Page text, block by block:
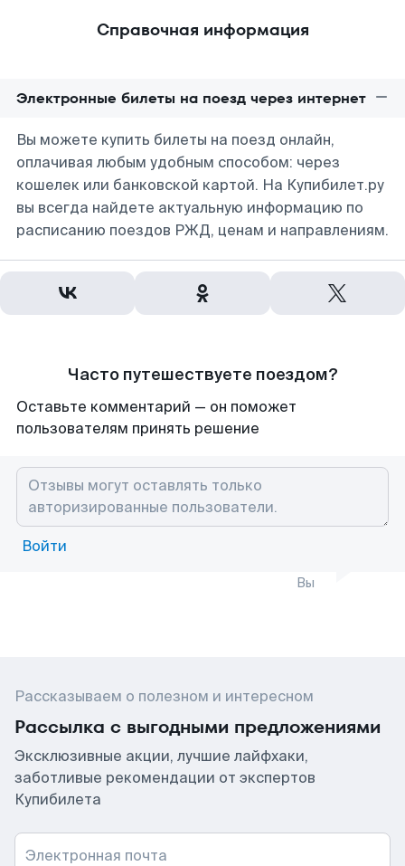
Справочная информация
Электронные билеты на поезд через интернет
Вы можете купить билеты на поезд онлайн,
оплачивая любым удобным способом: через
кошелек или банковской картой. На Купибилет.ру
вы всегда найдете актуальную информацию по
расписанию поездов РЖД, ценам и направлениям.
Часто путешествуете поездом?
Оставьте комментарий — он поможет
пользователям принять решение
Войти
Вы
Рассказываем о полезном и интересном
Рассылка с выгодными предложениями
Эксклюзивные акции, лучшие лайфхаки,
заботливые рекомендации от экспертов
Купибилета
Электронная почта